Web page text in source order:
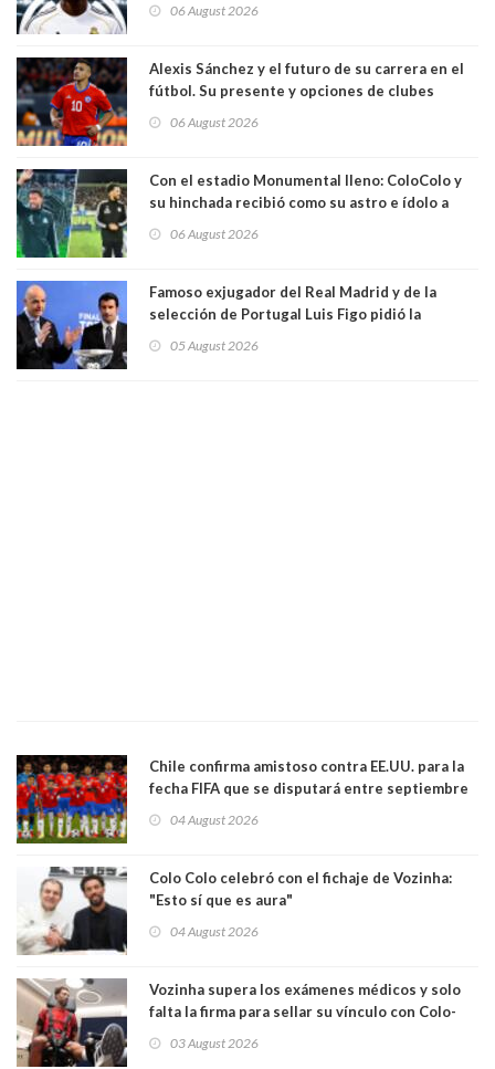
06 August 2026
Alexis Sánchez y el futuro de su carrera en el
fútbol. Su presente y opciones de clubes
06 August 2026
Con el estadio Monumental lleno: ColoColo y
su hinchada recibió como su astro e ídolo a
06 August 2026
Famoso exjugador del Real Madrid y de la
selección de Portugal Luis Figo pidió la
comportamiento más bajo y cobarde que he
05 August 2026
Chile confirma amistoso contra EE.UU. para la
fecha FIFA que se disputará entre septiembre
04 August 2026
Colo Colo celebró con el fichaje de Vozinha:
"Esto sí que es aura"
04 August 2026
Vozinha supera los exámenes médicos y solo
falta la firma para sellar su vínculo con Colo-
03 August 2026